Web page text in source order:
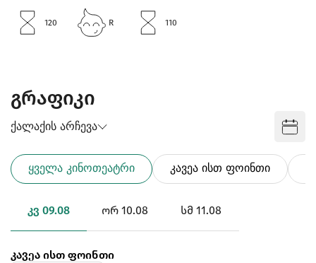
120 R 110
გრაფიკი
ქალაქის არჩევა
ყველა კინოთეატრი კავეა ისთ ფოინთი
Კვ 09.08 Ორ 10.08 Სმ 11.08
კავეა ისთ ფოინთი